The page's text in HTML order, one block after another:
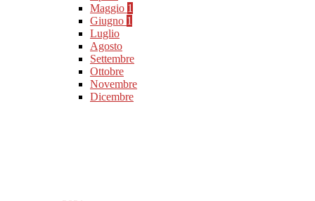
Maggio 1
Giugno 1
Luglio
Agosto
Settembre
Ottobre
Novembre
Dicembre